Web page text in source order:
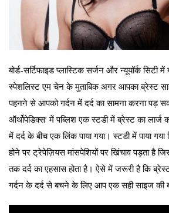
बोर्ड-सर्टिफाइड प्लास्टिक सर्जन और न्यूयॉर्क सिटी
स्पेशलिस्ट एम चेन के मुताबिक अगर आपका ब्रेस्ट
पहनने से आपको गर्दन में दर्द का सामना करना पड़
ऑर्थोपेडिक्स’ में पब्लिश एक स्टडी में ब्रेस्ट का
में दर्द के बीच एक लिंक पाया गया। स्टडी में पाया
होने पर ट्रेपेज़ियस मांसपेशियों पर खिंचाव पड़ता है
तक दर्द का एहसास होता है। ऐसे में जरूरी है कि
गर्दन के दर्द से बचने के लिए आप एक सही साइज की